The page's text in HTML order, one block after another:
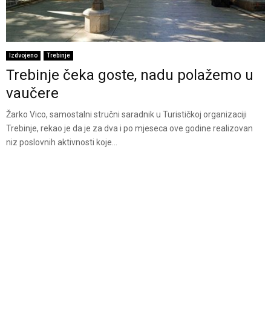
Izdvojeno Trebinje
Trebinje čeka goste, nadu polažemo u
vaučere
Žarko Vico, sаmоstаlni stručni sаrаdnik u Turističkој оrgаnizаciji
Trebinјe, rekao je da je za dva i po mjeseca ove godine realizovan
niz poslovnih aktivnosti koje...